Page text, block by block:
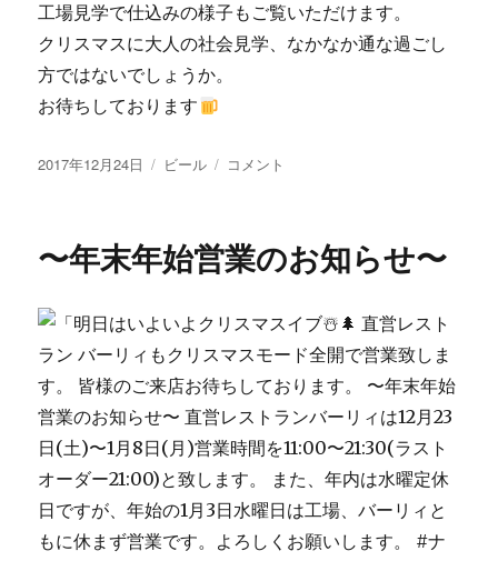
工場見学で仕込みの様子もご覧いただけます。
クリスマスに大人の社会見学、なかなか通な過ごし
方ではないでしょうか。
お待ちしております
投
2017年12月24日
カ
ー
ビール
明
リ
ス
ス
コメント
〜年末年始営業のお知らせ〜